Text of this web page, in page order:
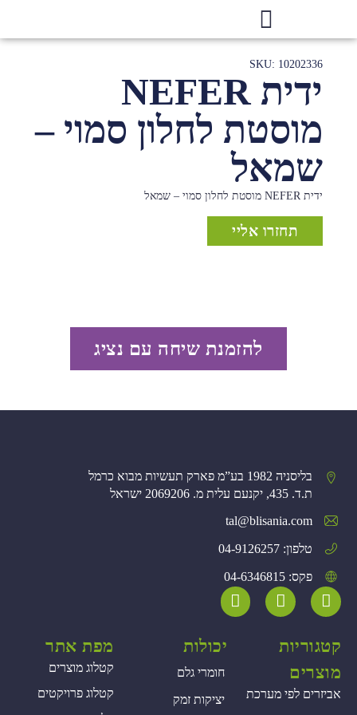
SKU: 10202336
ידית NEFER
מוסטת לחלון סמוי –
שמאל
ידית NEFER מוסטת לחלון סמוי – שמאל
תחזרו אליי
להזמנת שיחה עם נציג
בליסניה 1982 בע”מ פארק תעשיות מבוא כרמל
ת.ד. 435, יקנעם עלית מ. 2069206 ישראל
tal@blisania.com‏
טלפון: 04-9126257
פקס: 04-6346815
קטגוריות
מוצרים
אביזרים לפי מערכת
יכולות
חומרי גלם
יציקות זמק
מפת אתר
קטלוג מוצרים
קטלוג פרויקטים